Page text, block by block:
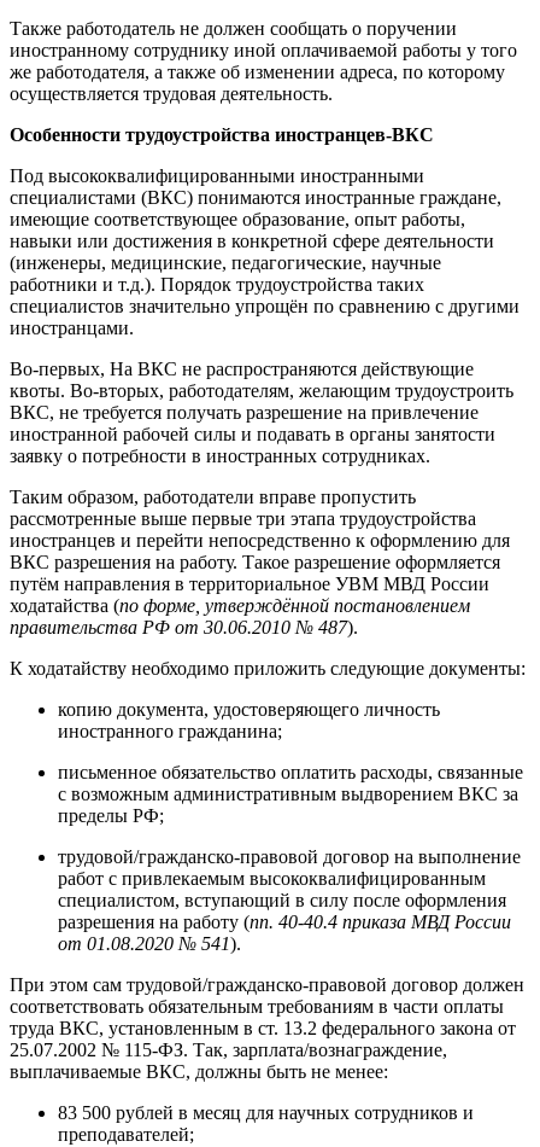
Также работодатель не должен сообщать о поручении
иностранному сотруднику иной оплачиваемой работы у того
же работодателя, а также об изменении адреса, по которому
осуществляется трудовая деятельность.
Особенности трудоустройства иностранцев-ВКС
Под высококвалифицированными иностранными
специалистами (ВКС) понимаются иностранные граждане,
имеющие соответствующее образование, опыт работы,
навыки или достижения в конкретной сфере деятельности
(инженеры, медицинские, педагогические, научные
работники и т.д.). Порядок трудоустройства таких
специалистов значительно упрощён по сравнению с другими
иностранцами.
Во-первых, На ВКС не распространяются действующие
квоты. Во-вторых, работодателям, желающим трудоустроить
ВКС, не требуется получать разрешение на привлечение
иностранной рабочей силы и подавать в органы занятости
заявку о потребности в иностранных сотрудниках.
Таким образом, работодатели вправе пропустить
рассмотренные выше первые три этапа трудоустройства
иностранцев и перейти непосредственно к оформлению для
ВКС разрешения на работу. Такое разрешение оформляется
путём направления в территориальное УВМ МВД России
ходатайства (по форме, утверждённой постановлением
правительства РФ от 30.06.2010 № 487).
К ходатайству необходимо приложить следующие документы:
копию документа, удостоверяющего личность
иностранного гражданина;
письменное обязательство оплатить расходы, связанные
с возможным административным выдворением ВКС за
пределы РФ;
трудовой/гражданско-правовой договор на выполнение
работ с привлекаемым высококвалифицированным
специалистом, вступающий в силу после оформления
разрешения на работу (пп. 40-40.4 приказа МВД России
от 01.08.2020 № 541).
При этом сам трудовой/гражданско-правовой договор должен
соответствовать обязательным требованиям в части оплаты
труда ВКС, установленным в ст. 13.2 федерального закона от
25.07.2002 № 115-ФЗ. Так, зарплата/вознаграждение,
выплачиваемые ВКС, должны быть не менее:
83 500 рублей в месяц для научных сотрудников и
преподавателей;